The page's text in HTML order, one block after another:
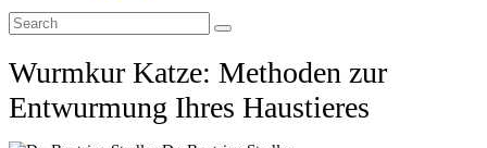
Wurmkur Katze: Methoden zur
Entwurmung Ihres Haustieres